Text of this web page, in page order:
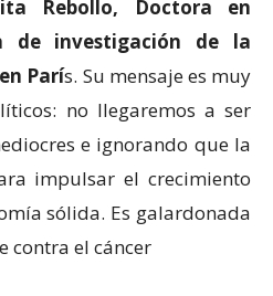
Rebollo, Doctora en
de investigación de la
París. Su mensaje es muy
no llegaremos a ser
e ignorando que la
impulsar el crecimiento
sólida. Es galardonada
contra el cáncer